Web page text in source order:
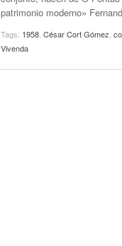
patrimonio moderno»
Tags: 1958 César Cort Gómez
Vivenda